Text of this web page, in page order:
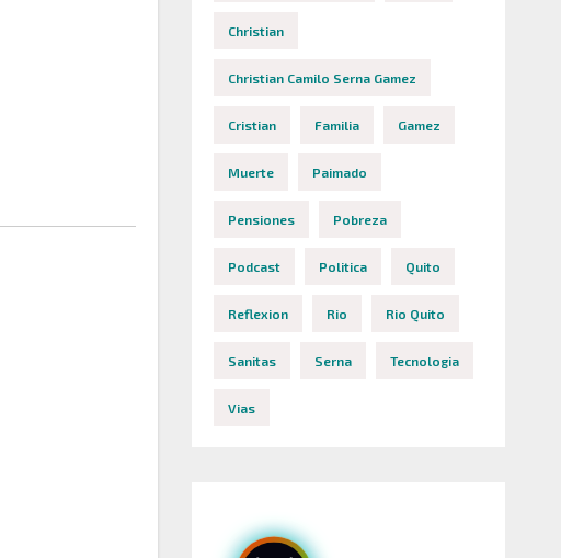
Christian
Christian Camilo Serna Gamez
Cristian Familia Gamez
Muerte Paimado
Pensiones Pobreza
Podcast Politica Quito
Reflexion Rio Rio Quito
Sanitas Serna Tecnologia
Vias